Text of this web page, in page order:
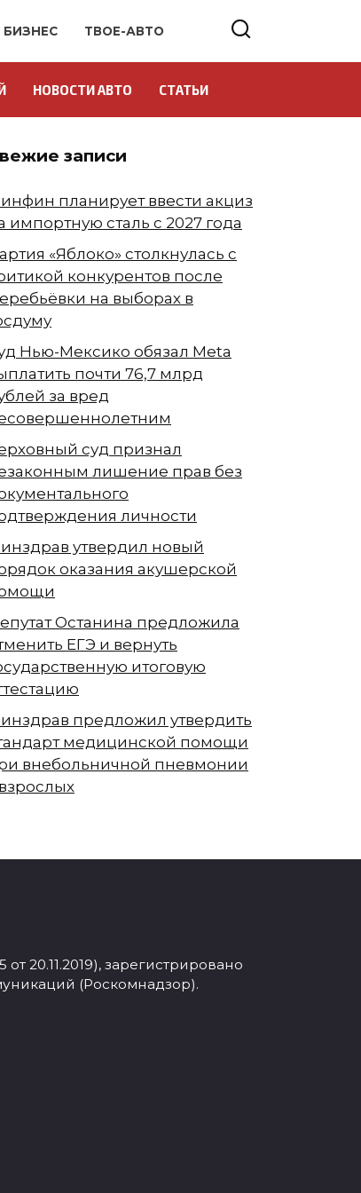
БИЗНЕС ТВОЕ-АВТО
НОВОСТИ АВТО СТАТЬИ
записи
планирует ввести акциз
импортную сталь с 2027 года
«Яблоко» столкнулась с
конкурентов после
на выборах в
Нью-Мексико обязал Meta
почти 76,7 млрд
за вред
суд признал
лишение прав без
личности
утвердил новый
оказания акушерской
Останина предложила
ЕГЭ и вернуть
итоговую
предложил утвердить
медицинской помощи
внебольничной пневмонии
20.11.2019), зарегистрировано
(Роскомнадзор).